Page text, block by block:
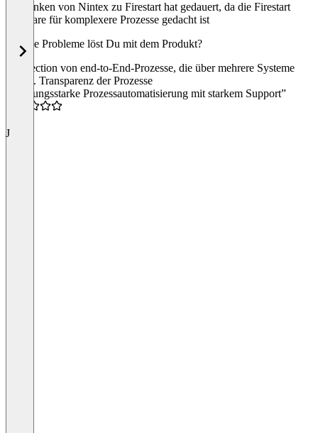
Umdenken von Nintex zu Firestart hat gedauert, da die Firestart
Software für komplexere Prozesse gedacht ist
Welche Probleme löst Du mit dem Produkt?
Connection von end-to-End-Prozesse, die über mehrere Systeme
laufen. Transparenz der Prozesse
“Leistungsstarke Prozessautomatisierung mit starkem Support”
J